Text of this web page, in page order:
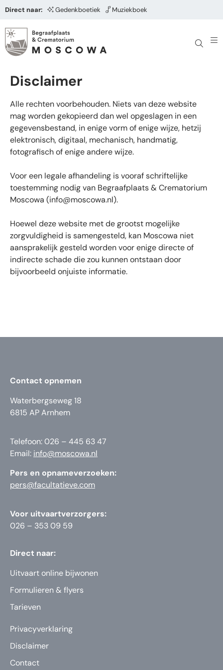
Direct naar: Gedenkboetiek Muziekboek
Disclaimer
Alle rechten voorbehouden. Niets van deze website
mag worden gekopieerd dan wel opgeslagen in een
gegevensbestand, in enige vorm of enige wijze, hetzij
elektronisch, digitaal, mechanisch, handmatig,
fotografisch of enige andere wijze.
Voor een legale afhandeling is vooraf schriftelijke
toestemming nodig van Begraafplaats & Crematorium
Moscowa (info@moscowa.nl).
Hoewel deze website met de grootst mogelijke
zorgvuldigheid is samengesteld, kan Moscowa niet
aansprakelijk gesteld worden voor enige directe of
indirecte schade die zou kunnen ontstaan door
bijvoorbeeld onjuiste informatie.
Contact opnemen
Waterbergseweg 18
6815 AP Arnhem
Telefoon: 026 – 445 63 47
Email: info@moscowa.nl
Pers en opnameverzoeken:
pers@facultatieve.com
Voor uitvaartverzorgers:
026 – 353 09 59
Direct naar:
Uitvaart online bijwonen
Formulieren & flyers
Tarieven
Privacyverklaring
Disclaimer
Contact